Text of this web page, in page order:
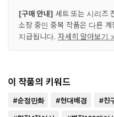
[구매 안내] 세트 또는 시리즈
소장 중인 중복 작품은 다른
지급됩니다. 자세히 알아보기
이 작품의 키워드
#순정만화 #현대배경 #친